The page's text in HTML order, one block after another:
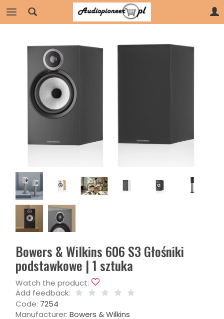
Bowers & Wilkins 606 S3 Głośniki
podstawkowe | 1 sztuka
Watch the product:
Add feedback:
Code: 7254
Manufacturer: Bowers & Wilkins